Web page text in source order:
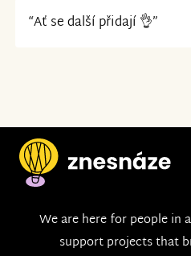
“Ať se další přidají 👌”
We are here for people
support projects that